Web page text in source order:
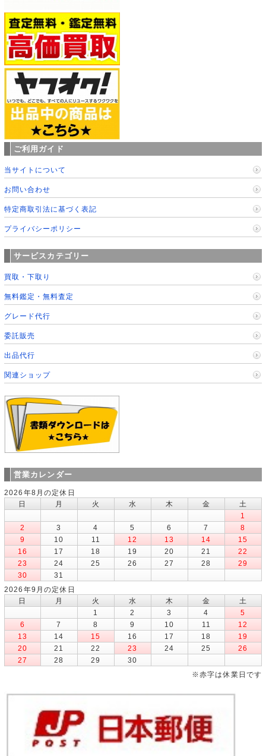
ご利用ガイド
当サイトについて
お問い合わせ
特定商取引法に基づく表記
プライバシーポリシー
サービスカテゴリー
買取・下取り
無料鑑定・無料査定
グレード代行
委託販売
出品代行
関連ショップ
営業カレンダー
2026年8月の定休日
日
月 火 水 木 金
土
1
2
3 4 5 6 7
8
9
10 11 12 13 14
15
16
17 18 19 20 21
22
23
24 25 26 27 28
29
30
31
2026年9月の定休日
日
月 火 水 木 金
土
1
2 3 4
5
6
7 8 9 10 11
12
13
14 15 16 17 18
19
20
21 22 23 24 25
26
27
28 29
30
※赤字は休業日です